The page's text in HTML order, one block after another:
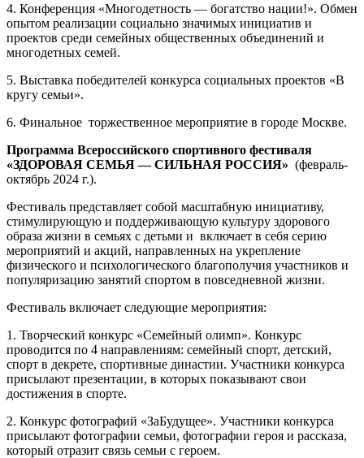
4. Конференция «Многодетность — богатство нации!». Обмен
опытом реализации социально значимых инициатив и
проектов среди семейных общественных объединений и
многодетных семей.
5. Выставка победителей конкурса социальных проектов «В
кругу семьи».
6. Финальное торжественное мероприятие в городе Москве.
Программа Всероссийского спортивного фестиваля
«ЗДОРОВАЯ СЕМЬЯ — СИЛЬНАЯ РОССИЯ» (февраль-
октябрь 2024 г.).
Фестиваль представляет собой масштабную инициативу,
стимулирующую и поддерживающую культуру здорового
образа жизни в семьях с детьми и включает в себя серию
мероприятий и акций, направленных на укрепление
физического и психологического благополучия участников и
популяризацию занятий спортом в повседневной жизни.
Фестиваль включает следующие мероприятия:
1. Творческий конкурс «Семейный олимп». Конкурс
проводится по 4 направлениям: семейный спорт, детский,
спорт в декрете, спортивные династии. Участники конкурса
присылают презентации, в которых показывают свои
достижения в спорте.
2. Конкурс фотографий «ЗаБудущее». Участники конкурса
присылают фотографии семьи, фотографии героя и рассказа,
который отразит связь семьи с героем.